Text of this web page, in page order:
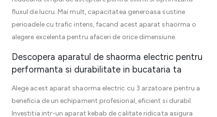
fluxul de lucru. Mai mult, capacitatea generoasa sustine
perioadele cu trafic intens, facand acest aparat shaorma o
alegere excelenta pentru afaceri de orice dimensiune.
Descopera aparatul de shaorma electric pentru
performanta si durabilitate in bucataria ta
Alege acest aparat shaorma electric cu 3 arzatoare pentru a
beneficia de un echipament profesional, eficient si durabil.
Investitia intr-un aparat kebab de calitate ridicata asigura